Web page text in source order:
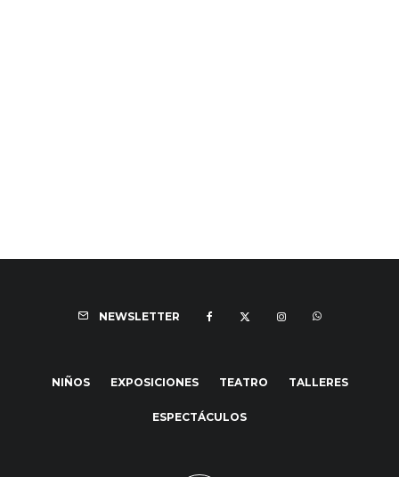
NEWSLETTER
NIÑOS EXPOSICIONES TEATRO TALLERES
ESPECTÁCULOS